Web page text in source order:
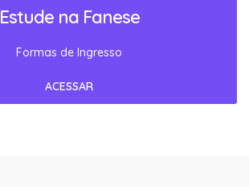
Estude na Fanese
Formas de Ingresso
ACESSAR